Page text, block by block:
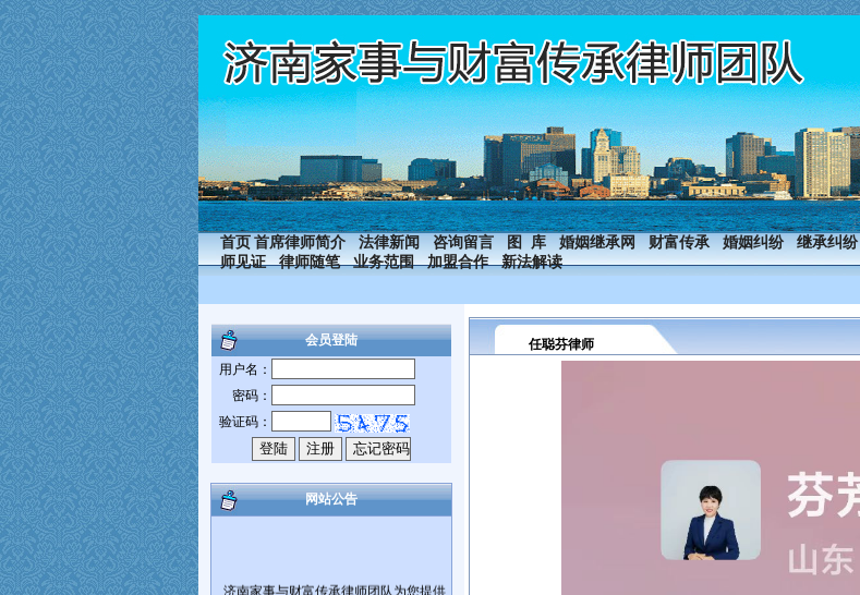
首页 首席律师简介 法律新闻 咨询留言 图 库 婚姻继承网 财富传承 婚姻纠纷 继承纠纷
师见证
律师随笔 业务范围 加盟合作 新法解读
会员登陆
用户名：
密码：
验证码：
网站公告
济南家事与财富传承律师团队为您提供
任聪芬律师